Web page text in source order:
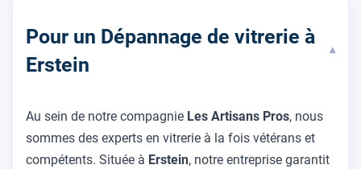
Pour un Dépannage de vitrerie à
Erstein
▾
Au sein de notre compagnie Les Artisans Pros, nous
sommes des experts en vitrerie à la fois vétérans et
compétents. Située à Erstein, notre entreprise garantit